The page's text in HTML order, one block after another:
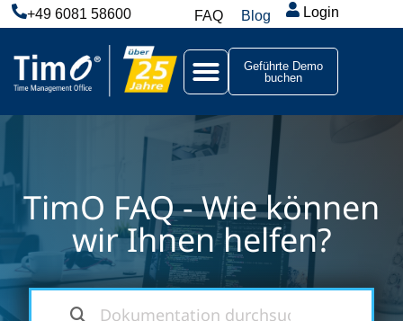
+49 6081 58600 FAQ Blog Login
Geführte Demo
buchen
TimO FAQ - Wie können
wir Ihnen helfen?